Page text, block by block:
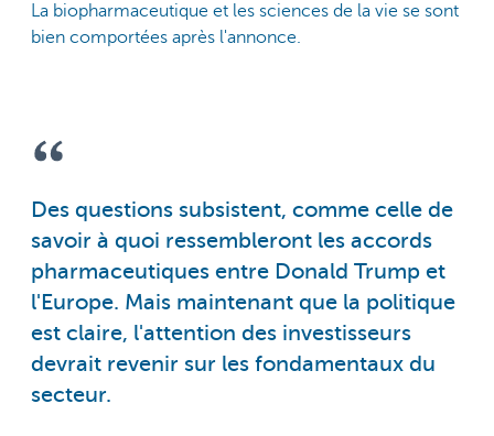
La biopharmaceutique et les sciences de la vie se sont
bien comportées après l'annonce.
Des questions subsistent, comme celle de
savoir à quoi ressembleront les accords
pharmaceutiques entre Donald Trump et
l'Europe. Mais maintenant que la politique
est claire, l'attention des investisseurs
devrait revenir sur les fondamentaux du
secteur.